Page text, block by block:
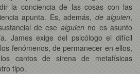
la conciencia de las cosas con las
apunta. Es, además, de alguien,
de ese alguienno es asunto
James exige del psicólogo el difícil
fenómenos, de permanecer en ellos,
cantos de sirena de metafísicas
tipo.